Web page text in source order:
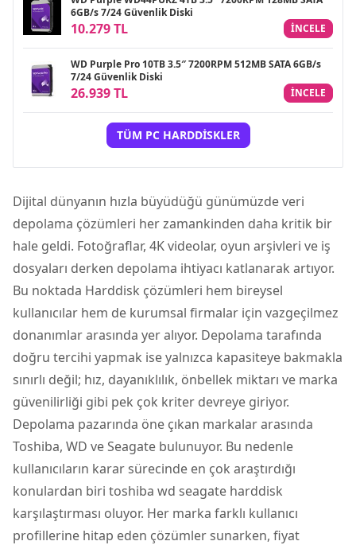
6GB/s 7/24 Güvenlik Diski
10.279 TL INCELE
WD Purple Pro 10TB 3.5″ 7200RPM 512MB SATA 6GB/s
7/24 Güvenlik Diski
26.939 TL INCELE
TÜM PC HARDDISKLER
Dijital dünyanın hızla büyüdüğü günümüzde veri
depolama çözümleri her zamankinden daha kritik bir
hale geldi. Fotoğraflar, 4K videolar, oyun arşivleri ve iş
dosyaları derken depolama ihtiyacı katlanarak artıyor.
Bu noktada Harddisk çözümleri hem bireysel
kullanıcılar hem de kurumsal firmalar için vazgeçilmez
donanımlar arasında yer alıyor. Depolama tarafında
doğru tercihi yapmak ise yalnızca kapasiteye bakmakla
sınırlı değil; hız, dayanıklılık, önbellek miktarı ve marka
güvenilirliği gibi pek çok kriter devreye giriyor.
Depolama pazarında öne çıkan markalar arasında
Toshiba, WD veSeagate bulunuyor. Bu nedenle
kullanıcıların karar sürecinde en çok araştırdığı
konulardan biri toshiba wd seagate harddisk
karşılaştırması oluyor. Her marka farklı kullanıcı
profillerine hitap eden çözümler sunarken, fiyat